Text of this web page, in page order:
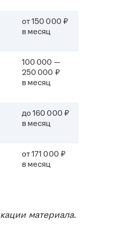
от 150 000 ₽
в месяц
100 000 —
250 000 ₽
в месяц
до 160 000 ₽
в месяц
от 171 000 ₽
в месяц
материала.